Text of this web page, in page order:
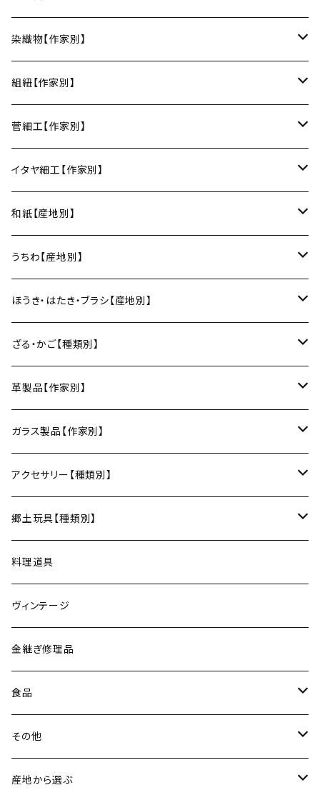
中鉢
お椀・ボウル
お椀
丼
湯呑・カップ
マグカップ
フリーカップ
酒器
ぐい呑み・盃
徳利
蓋物・キャニスター
そば猪口
箸・カトラリー
箸
箸置き
菓子切
土鍋
鍋敷き・コースター
鍋敷き
ポットマット
馬の目皿
AND C（瀬戸焼／愛知）
Trace Face（瀬戸焼／愛知）
m.m.d.（瀬戸焼／愛知）
LUC DE BOECK（京都）
小山研一（京都）
中村譲司（京都）
俊彦窯（丹波焼／兵庫）
Fuji窯（備前焼／岡山）
仁堂窯 大森宏明（備前焼／岡山）
梅山窯（砥部焼／愛媛）
宗像窯（会津本郷焼／福島）
松永窯（大堀相馬焼／福島）
黒照 クロテラス（大堀相馬焼／福島）
唐木田窯（松代焼／長野）
古谷製陶所（信楽焼／滋賀）
山内卓夫（信楽焼／滋賀）
常陸窯いそべ陶苑（笠間焼／茨城）
庵治漆 -AJIURUSHI
讃岐石地塗
erakko（京都）
suosikki（京都）
うるしおいしおはし
りょうび庵（曲げわっぱ／秋田）
erakko（木と漆／京都）
甲斐のぶお工房（竹のカトラリー／大分）
染織物【作家別】
藤本つむぎ工房（上田紬／長野）
巾着袋
ブックカバー
清原遥（テキスタイル／滋賀）
KOMOREBI
朝焼け
藍染屋ほうね（藍染／静岡）
京都のれん（風呂敷／京都）
小風呂敷（約50cm角）
2巾風呂敷（約70cm角）
Sugee textile（国産手ぬぐい）
向井詩織（ブロックプリント／インド）
組紐【作家別】
昇苑くみひも（京都）
リング
ブレスレット
菅細工【作家別】
深江菅細工（大阪）
イタヤ細工【作家別】
角館イタヤ工芸（秋田）
民芸イタヤ工房（秋田）
和紙【産地別】
出雲民藝紙（島根）
多羅富來和紙（愛媛）
八尾和紙（富山）
美濃和紙（岐阜）
うちわ【産地別】
房州うちわ（千葉）
水うちわ（岐阜）
ほうき・はたき・ブラシ【産地別】
松本箒（長野）
棕櫚箒（和歌山）
和箒（栃木）
和箒（群馬）
ざる・かご【種類別】
盆ざる
かご
革製品【作家別】
Therese（奈良）
ガラス製品【作家別】
Taiga Glass（群馬）
アクセサリー【種類別】
ネックレス
ブレスレット
リング
イヤリング・ピアス
ヘアアクセサリー
スカーフリング
ストラップ
郷土玩具【種類別】
会津張り子（福島）
料理道具
ヴィンテージ
金継ぎ修理品
食品
魚介類
鯛
野菜
その他
書籍・雑誌
産地から選ぶ